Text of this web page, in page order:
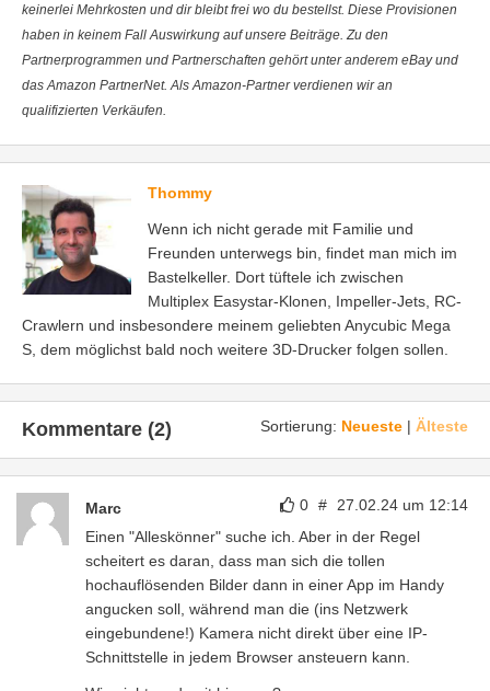
keinerlei Mehrkosten und dir bleibt frei wo du bestellst. Diese Provisionen
haben in keinem Fall Auswirkung auf unsere Beiträge. Zu den
Partnerprogrammen und Partnerschaften gehört unter anderem eBay und
das Amazon PartnerNet. Als Amazon-Partner verdienen wir an
qualifizierten Verkäufen.
Thommy
Wenn ich nicht gerade mit Familie und
Freunden unterwegs bin, findet man mich im
Bastelkeller. Dort tüftele ich zwischen
Multiplex Easystar-Klonen, Impeller-Jets, RC-
Crawlern und insbesondere meinem geliebten Anycubic Mega
S, dem möglichst bald noch weitere 3D-Drucker folgen sollen.
Sortierung: Neueste | Älteste
Kommentare (2)
0 # 27.02.24 um 12:14
Marc
Einen "Alleskönner" suche ich. Aber in der Regel
scheitert es daran, dass man sich die tollen
hochauflösenden Bilder dann in einer App im Handy
angucken soll, während man die (ins Netzwerk
eingebundene!) Kamera nicht direkt über eine IP-
Schnittstelle in jedem Browser ansteuern kann.